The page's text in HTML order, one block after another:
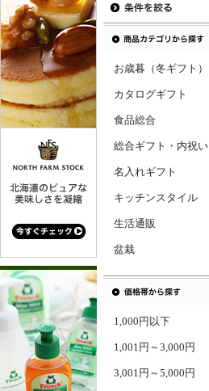
お歳暮（冬ギフト）
カタログギフト
食品総合
総合ギフト・内祝い
名入れギフト
キッチンスタイル
生活通販
盆栽
1,000円以下
1,001円～3,000円
3,001円～5,000円